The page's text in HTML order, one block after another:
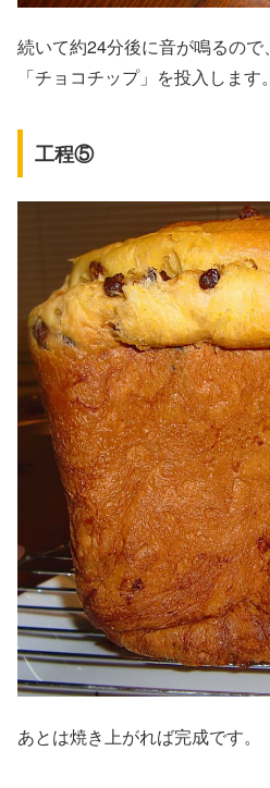
続いて約24分後に音が鳴るの
「チョコチップ」を投入します。
工程⑤
あとは焼き上がれば完成です。